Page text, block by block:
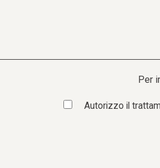
Per
Autorizzo il